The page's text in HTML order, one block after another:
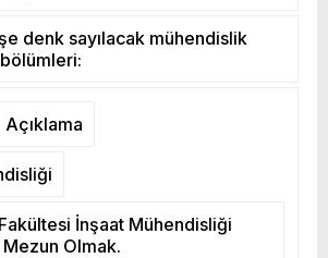
denk sayılacak mühendislik
Açıklama
İnşaat Mühendisliği
Olmak.